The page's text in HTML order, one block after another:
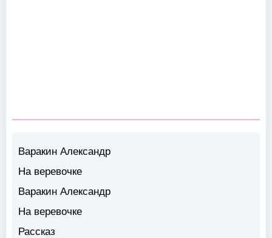
Варакин Александр
На веревочке
Варакин Александр
На веревочке
Рассказ